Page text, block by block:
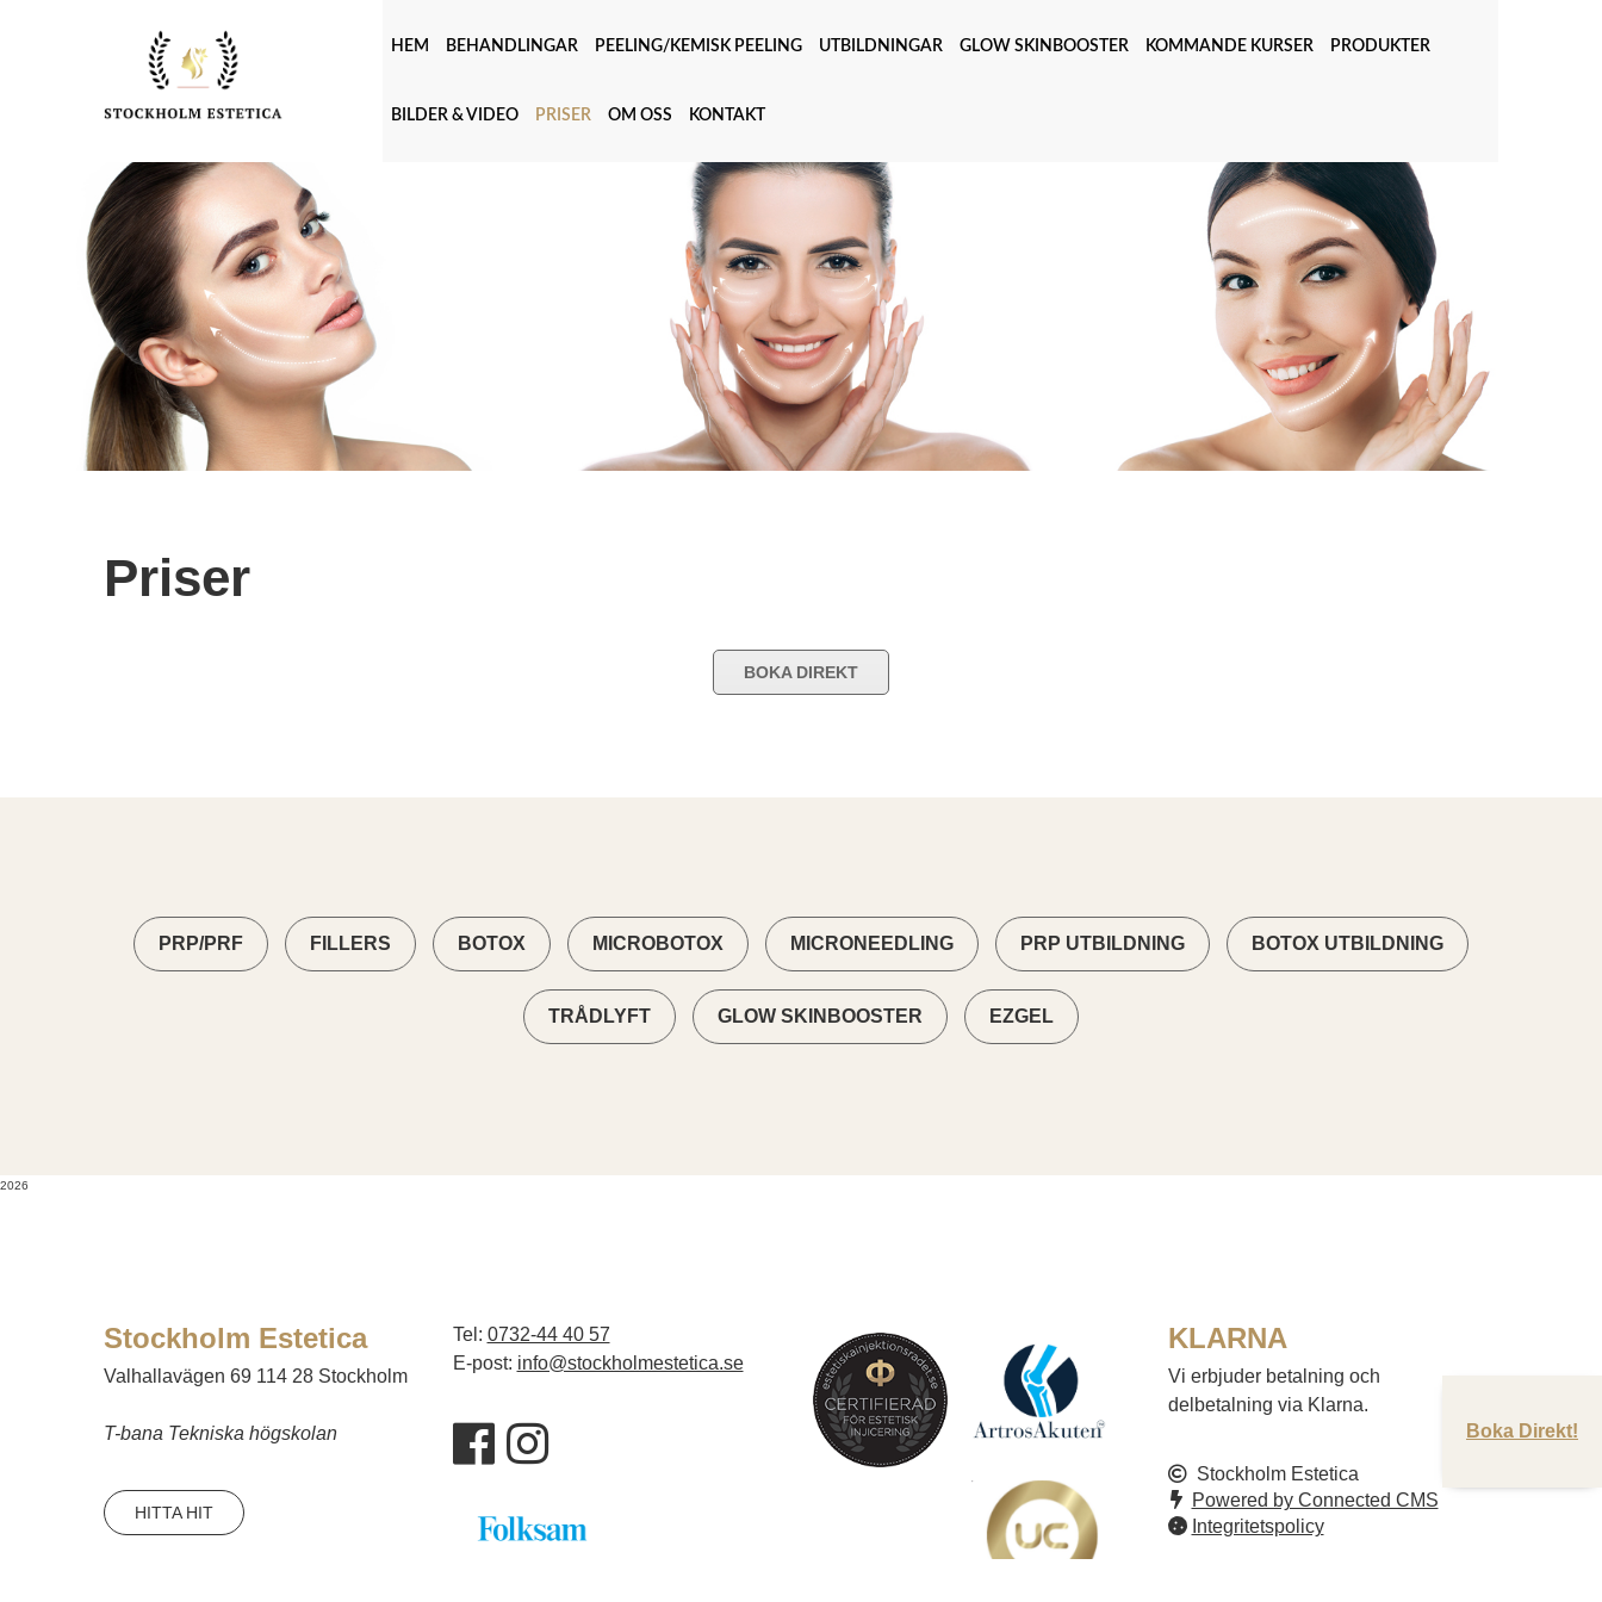
Boka Direkt!
HEM BEHANDLINGAR PEELING/KEMISK PEELING UTBILDNINGAR GLOW SKINBOOSTER KOMMANDE KURSER PRODUKTER
BILDER & VIDEO PRISER OM OSS KONTAKT
Priser
BOKA DIREKT
PRP/PRF FILLERS BOTOX MICROBOTOX MICRONEEDLING PRP UTBILDNING BOTOX UTBILDNING
TRÅDLYFT GLOW SKINBOOSTER EZGEL
Stockholm Estetica
Valhallavägen 69 114 28 Stockholm
T-bana Tekniska högskolan
HITTA HIT
Tel: 0732-44 40 57
E-post: info@stockholmestetica.se
KLARNA
Vi erbjuder betalning och
delbetalning via Klarna.
Stockholm Estetica
Powered by Connected CMS
Integritetspolicy
2026